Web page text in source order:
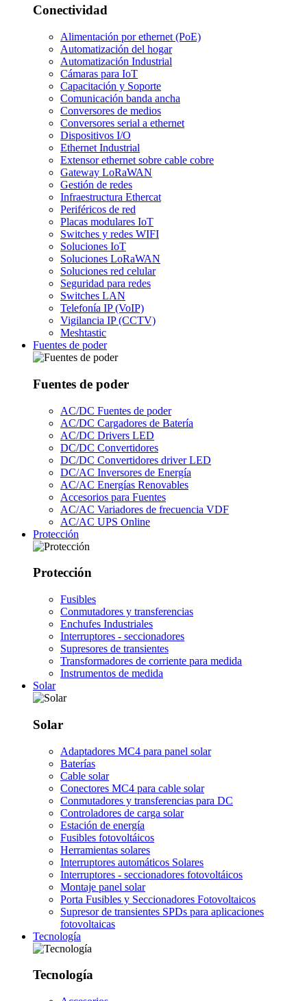
Conectividad
Alimentación por ethernet (PoE)
Automatización del hogar
Automatización Industrial
Cámaras para IoT
Capacitación y Soporte
Comunicación banda ancha
Conversores de medios
Conversores serial a ethernet
Dispositivos I/O
Ethernet Industrial
Extensor ethernet sobre cable cobre
Gateway LoRaWAN
Gestión de redes
Infraestructura Ethercat
Periféricos de red
Placas modulares IoT
Switches y redes WIFI
Soluciones IoT
Soluciones LoRaWAN
Soluciones red celular
Seguridad para redes
Switches LAN
Telefonía IP (VoIP)
Vigilancia IP (CCTV)
Meshtastic
Fuentes de poder
Fuentes de poder
AC/DC Fuentes de poder
AC/DC Cargadores de Batería
AC/DC Drivers LED
DC/DC Convertidores
DC/DC Convertidores driver LED
DC/AC Inversores de Energía
AC/AC Energías Renovables
Accesorios para Fuentes
AC/AC Variadores de frecuencia VDF
AC/AC UPS Online
Protección
Protección
Fusibles
Conmutadores y transferencias
Enchufes Industriales
Interruptores - seccionadores
Supresores de transientes
Transformadores de corriente para medida
Instrumentos de medida
Solar
Solar
Adaptadores MC4 para panel solar
Baterías
Cable solar
Conectores MC4 para cable solar
Conmutadores y transferencias para DC
Controladores de carga solar
Estación de energía
Fusibles fotovoltáicos
Herramientas solares
Interruptores automáticos Solares
Interruptores - seccionadores fotovoltáicos
Montaje panel solar
Porta Fusibles y Seccionadores Fotovoltaicos
Supresor de transientes SPDs para aplicaciones
fotovoltaicas
Tecnología
Tecnología